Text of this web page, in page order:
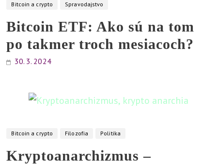
y
r
Bitcoin a crypto Spravodajstvo
Bitcoin ETF: Ako sú na tom
po takmer troch mesiacoch?
30. 3. 2024
Bitcoin a crypto Filozofia Politika
Kryptoanarchizmus –